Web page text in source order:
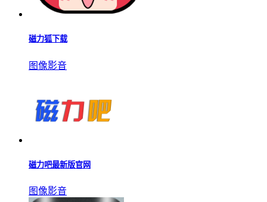
磁力狐下载
图像影音
磁力吧最新版官网
图像影音